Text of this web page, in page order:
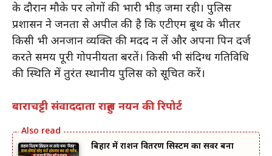
के दौरान मौके पर लोगों की भारी भीड़ जमा रही। पुलिस
प्रशासन ने जनता से अपील की है कि एटीएम बूथ के भीतर
किसी भी अनजान व्यक्ति की मदद न लें और अपना पिन दर्ज
करते समय पूरी गोपनीयता बरतें। किसी भी संदिग्ध गतिविधि
की स्थिति में तुरंत स्थानीय पुलिस को सूचित करें।
बाराचट्टी संवाददाता राहुल नयन की रिपोर्ट
बिहार में राशन वितरण सिस्टम का सर्वर बना